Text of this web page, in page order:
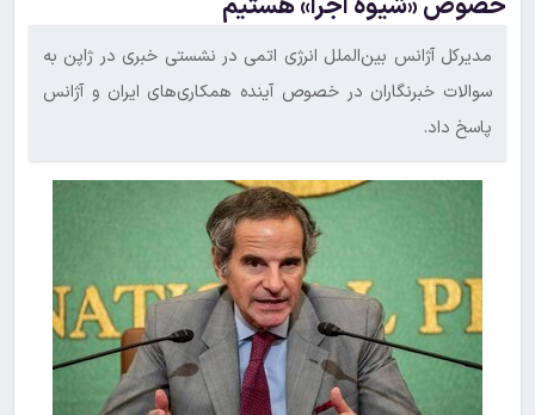
مدیرکل آژانس بین‌الملل انرژی اتمی در نشستی خبری در ژاپن به
سوالات خبرنگاران در خصوص آینده همکاری‌های ایران و آژانس
پاسخ داد.